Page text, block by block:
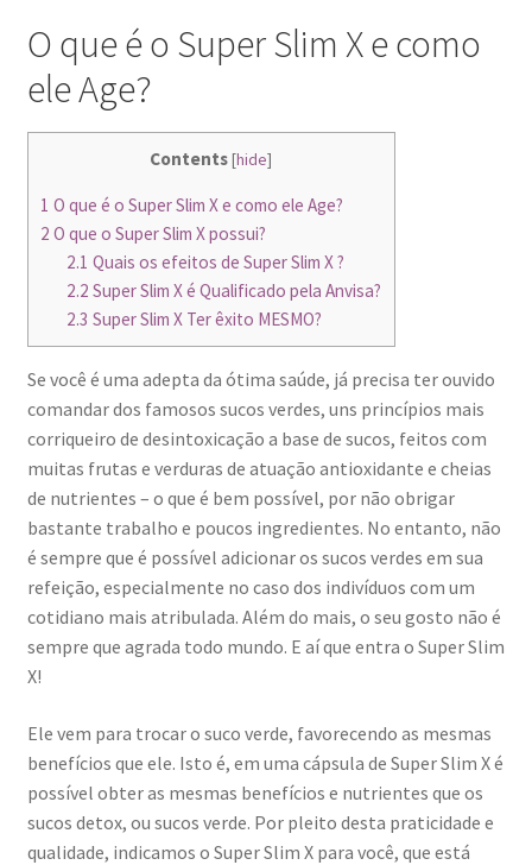
O que é o Super Slim X e como
ele Age?
Contents[hide]
1 O que é o Super Slim X e como ele Age?
2 O que o Super Slim X possui?
2.1 Quais os efeitos de Super Slim X ?
2.2 Super Slim X é Qualificado pela Anvisa?
2.3 Super Slim X Ter êxito MESMO?
Se você é uma adepta da ótima saúde, já precisa ter ouvido
comandar dos famosos sucos verdes, uns princípios mais
corriqueiro de desintoxicação a base de sucos, feitos com
muitas frutas e verduras de atuação antioxidante e cheias
de nutrientes – o que é bem possível, por não obrigar
bastante trabalho e poucos ingredientes. No entanto, não
é sempre que é possível adicionar os sucos verdes em sua
refeição, especialmente no caso dos indivíduos com um
cotidiano mais atribulada. Além do mais, o seu gosto não é
sempre que agrada todo mundo. E aí que entra o Super Slim
X!
Ele vem para trocar o suco verde, favorecendo as mesmas
benefícios que ele. Isto é, em uma cápsula de Super Slim X é
possível obter as mesmas benefícios e nutrientes que os
sucos detox, ou sucos verde. Por pleito desta praticidade e
qualidade, indicamos o Super Slim X para você, que está